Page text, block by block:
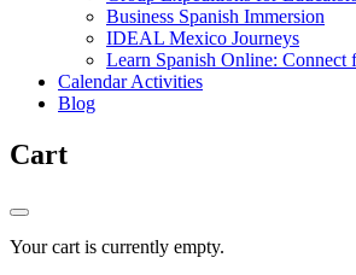
Business Spanish Immersion
IDEAL Mexico Journeys
Learn Spanish Online: Connect
Calendar Activities
Blog
Cart
Your cart is currently empty.